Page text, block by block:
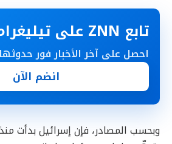
تابع ZNN على تيليغرام
احصل على آخر الأخبار فور
انضم الآن
وبحسب المصادر، فإن إسرائيل بدأت منذ